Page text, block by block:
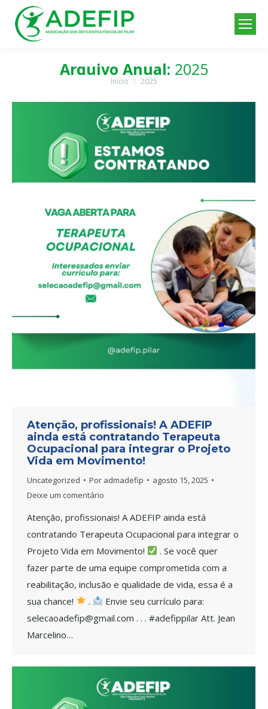
Arquivo Anual: 2025
Você está aqui:
Início 2025
Atenção, profissionais! A ADEFIP
ainda está contratando Terapeuta
Ocupacional para integrar o Projeto
Vida em Movimento!
Uncategorized Por admadefip
agosto 15, 2025
Deixe um comentário
Atenção, profissionais! A ADEFIP ainda está
contratando Terapeuta Ocupacional para integrar o
Projeto Vida em Movimento!
. Se você quer
fazer parte de uma equipe comprometida com a
reabilitação, inclusão e qualidade de vida, essa é a
sua chance!
.
Envie seu currículo para:
selecaoadefip@gmail.com . . . #adefippilar Att. Jean
Marcelino…